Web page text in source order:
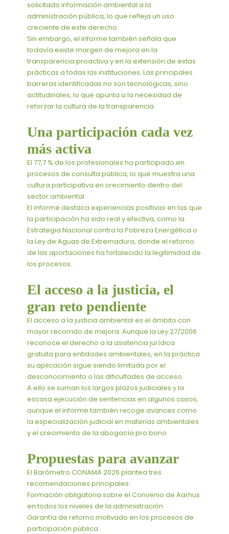
solicitado información ambiental a la
administración pública, lo que refleja un uso
creciente de este derecho.
Sin embargo, el informe también señala que
todavía existe margen de mejora en la
transparencia proactiva y en la extensión de estas
prácticas a todas las instituciones. Las principales
barreras identificadas no son tecnológicas, sino
actitudinales, lo que apunta a la necesidad de
reforzar la cultura de la transparencia.
Una participación cada vez
más activa
El 77,7 % de los profesionales ha participado en
procesos de consulta pública, lo que muestra una
cultura participativa en crecimiento dentro del
sector ambiental.
El informe destaca experiencias positivas en las que
la participación ha sido real y efectiva, como la
Estrategia Nacional contra la Pobreza Energética o
la Ley de Aguas de Extremadura, donde el retorno
de las aportaciones ha fortalecido la legitimidad de
los procesos.
El acceso a la justicia, el
gran reto pendiente
El acceso a la justicia ambiental es el ámbito con
mayor recorrido de mejora. Aunque la Ley 27/2006
reconoce el derecho a la asistencia jurídica
gratuita para entidades ambientales, en la práctica
su aplicación sigue siendo limitada por el
desconocimiento o las dificultades de acceso.
A ello se suman los largos plazos judiciales y la
escasa ejecución de sentencias en algunos casos,
aunque el informe también recoge avances como
la especialización judicial en materias ambientales
y el crecimiento de la abogacía pro bono.
Propuestas para avanzar
El Barómetro CONAMA 2026 plantea tres
recomendaciones principales:
Formación obligatoria sobre el Convenio de Aarhus
en todos los niveles de la administración
Garantía de retorno motivado en los procesos de
participación pública